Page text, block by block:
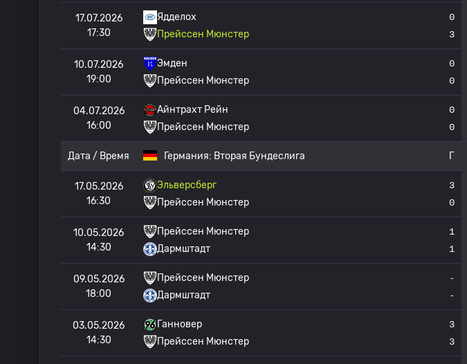
17.07.2026
17:30
Ядделох
Прейссен Мюнстер
0
3
10.07.2026
19:00
Эмден
Прейссен Мюнстер
0
0
04.07.2026
16:00
Айнтрахт Рейн
Прейссен Мюнстер
0
0
Дата / Время Германия: Вторая Бундеслига Г
17.05.2026
16:30
Эльверсберг
Прейссен Мюнстер
3
0
10.05.2026
14:30
Прейссен Мюнстер
Дармштадт
1
1
09.05.2026
18:00
Прейссен Мюнстер
Дармштадт
-
-
03.05.2026
14:30
Ганновер
Прейссен Мюнстер
3
3